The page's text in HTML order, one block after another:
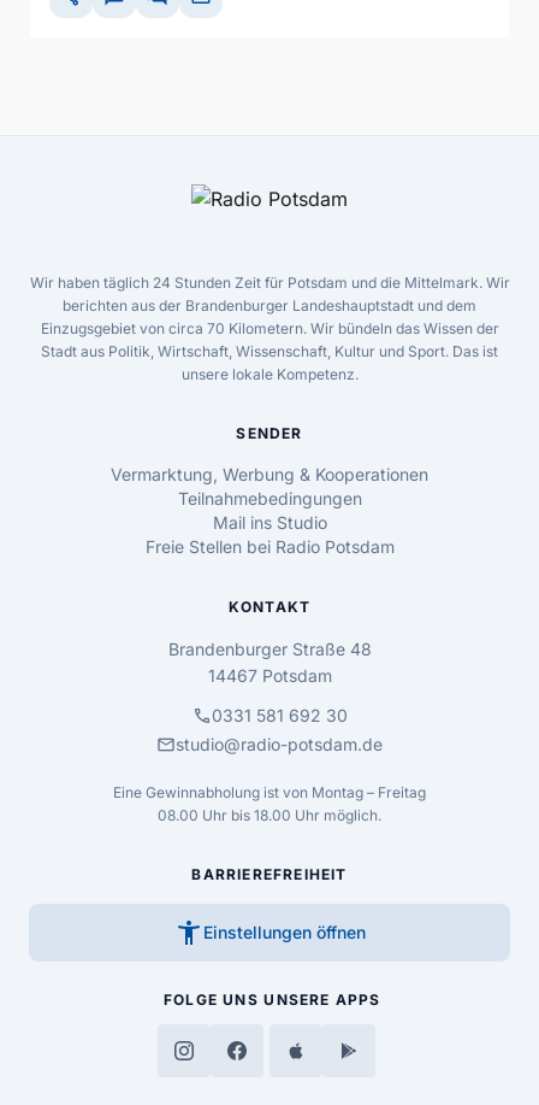
Wir haben täglich 24 Stunden Zeit für Potsdam und die Mittelmark. Wir
berichten aus der Brandenburger Landeshauptstadt und dem
Einzugsgebiet von circa 70 Kilometern. Wir bündeln das Wissen der
Stadt aus Politik, Wirtschaft, Wissenschaft, Kultur und Sport. Das ist
unsere lokale Kompetenz.
SENDER
Vermarktung, Werbung & Kooperationen
Teilnahmebedingungen
Mail ins Studio
Freie Stellen bei Radio Potsdam
KONTAKT
Brandenburger Straße 48
14467 Potsdam
call0331 581 692 30
mailstudio@radio-potsdam.de
Eine Gewinnabholung ist von Montag – Freitag
08.00 Uhr bis 18.00 Uhr möglich.
BARRIEREFREIHEIT
accessibility_new Einstellungen öffnen
FOLGE UNS UNSERE APPS